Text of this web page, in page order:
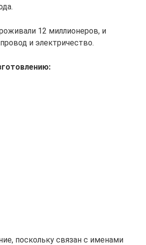
12 миллионеров, и
и электричество.
поскольку связан с именами